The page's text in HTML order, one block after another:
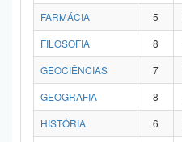
FARMÁCIA
5
FILOSOFIA
8
GEOCIÊNCIAS
7
GEOGRAFIA
8
HISTÓRIA
6